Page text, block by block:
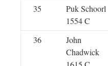
35
Puk Schoorl
1554 C
36
John
Chadwick